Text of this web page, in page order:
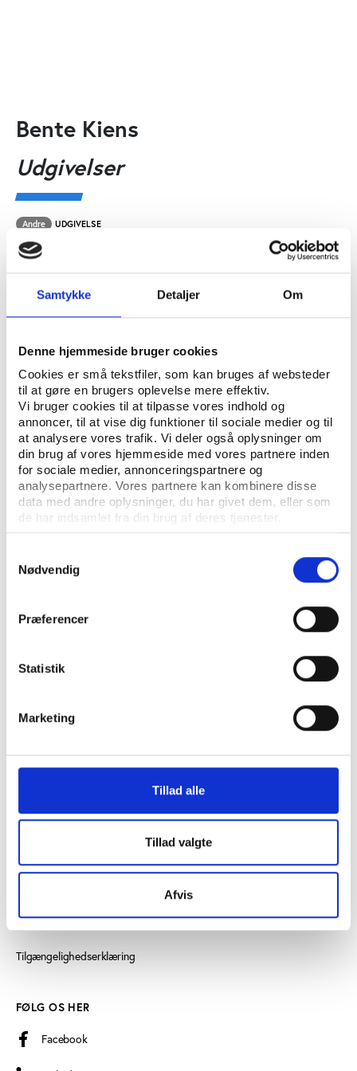
Samtykke Detaljer Om
Denne hjemmeside bruger cookies
Cookies er små tekstfiler, som kan bruges af websteder
til at gøre en brugers oplevelse mere effektiv.
Vi bruger cookies til at tilpasse vores indhold og
annoncer, til at vise dig funktioner til sociale medier og til
at analysere vores trafik. Vi deler også oplysninger om
din brug af vores hjemmeside med vores partnere inden
for sociale medier, annonceringspartnere og
analysepartnere. Vores partnere kan kombinere disse
data med andre oplysninger, du har givet dem, eller som
de har indsamlet fra din brug af deres tjenester.
Nødvendig
Præferencer
Statistik
Marketing
Tillad alle
Tillad valgte
Afvis
Bente Kiens
Udgivelser
Andre UDGIVELSE
Fysisk inaktivitet - konsekvenser og
sammenhænge
Laila Susanne Ottesen, Bente Klarlund Pedersen, Bente
Kiens, Nina Beyer, Søren Brage, Lars Hyldstrup, Kristian
Artikler
Vester Allé 8B, 3. sal, 8000 Aarhus C
Find medarbejder
Play the Game
Cookiedeklaration
Tilgængelighedserklæring
FØLG OS HER
Facebook